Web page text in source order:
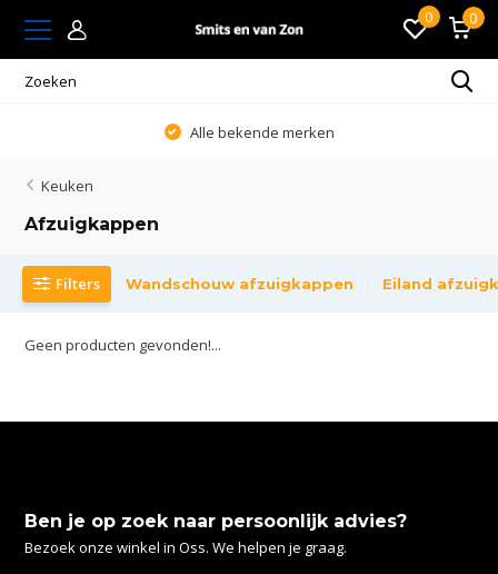
0 0
Alle bekende merken
Keuken
Afzuigkappen
Filters Wandschouw afzuigkappen Eiland
Geen producten gevonden!...
Ben je op zoek naar persoonlijk advies?
Bezoek onze winkel in Oss. We helpen je graag.